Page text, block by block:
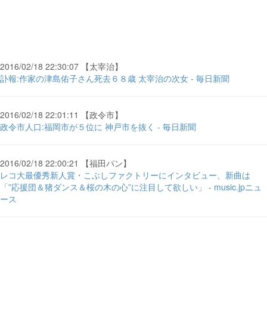
2016/02/18 22:30:07 【太宰治】
訃報:作家の津島佑子さん死去６８歳 太宰治の次女 - 毎日新聞
2016/02/18 22:01:11 【政令市】
政令市人口:福岡市が５位に 神戸市を抜く - 毎日新聞
2016/02/18 22:00:21 【福田パン】
レコ大最優秀新人賞・こぶしファクトリーにインタビュー、新曲は
「”応援団＆猪ダンス＆桜の木の心”に注目して欲しい」 - music.jpニュ
ース